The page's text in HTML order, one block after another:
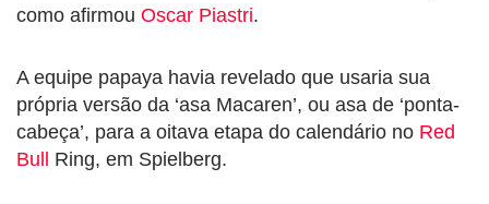
como afirmou Oscar Piastri.
A equipe papaya havia revelado que usaria sua
própria versão da ‘asa Macaren’, ou asa de ‘ponta-
cabeça’, para a oitava etapa do calendário no Red
Bull Ring, em Spielberg.